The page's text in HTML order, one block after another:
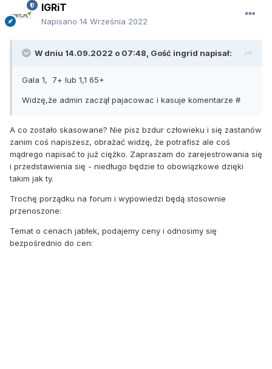
IGRiT
Napisano 14 Września 2022
W dniu 14.09.2022 o 07:48, Gość ingrid napisał:
Gala 1, 7+ lub 1,1 65+
Widzę,że admin zaczął pajacowac i kasuje komentarze #
A co zostało skasowane? Nie pisz bzdur człowieku i się zastanów
zanim coś napiszesz, obrażać widzę, że potrafisz ale coś
mądrego napisać to już ciężko. Zapraszam do zarejestrowania się
i przedstawienia się - niedługo będzie to obowiązkowe dzięki
takim jak ty.
Trochę porządku na forum i wypowiedzi będą stosownie
przenoszone:
Temat o cenach jabłek, podajemy ceny i odnosimy się
bezpośrednio do cen: